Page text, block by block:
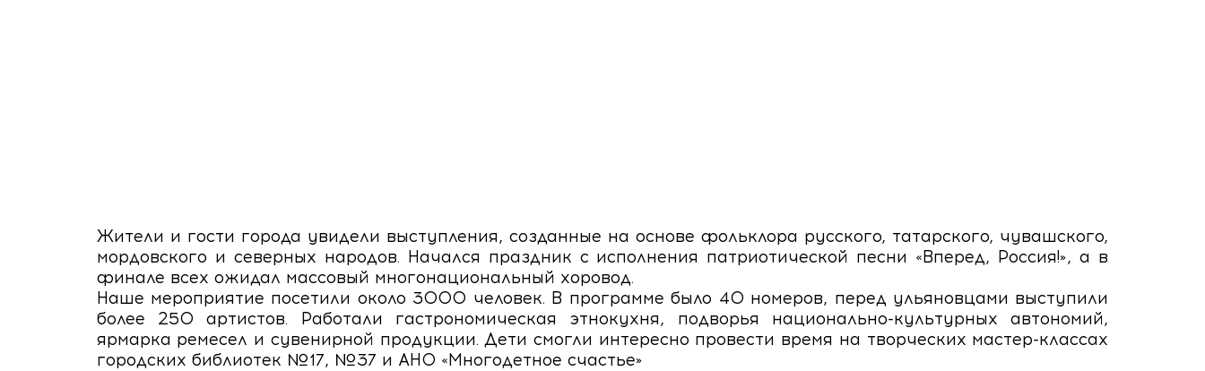
Жители и гости города увидели выступления, созданные на основе фольклора русского, татарского, чувашского,
мордовского и северных народов. Начался праздник с исполнения патриотической песни «Вперед, Россия!», а в
финале всех ожидал массовый многонациональный хоровод.
Наше мероприятие посетили около 3000 человек. В программе было 40 номеров, перед ульяновцами выступили
более 250 артистов. Работали гастрономическая этнокухня, подворья национально-культурных автономий,
ярмарка ремесел и сувенирной продукции. Дети смогли интересно провести время на творческих мастер-классах
городских библиотек №17, №37 и АНО «Многодетное счастье»